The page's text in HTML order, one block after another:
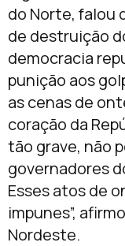
do Norte, falou
de destruição
democracia
punição aos
as cenas de
coração da
tão grave, não
governadores
Esses atos de
impunes”,
Nordeste.